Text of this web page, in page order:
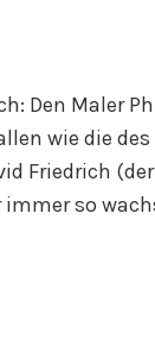
Den Maler
wie die
Friedrich
so